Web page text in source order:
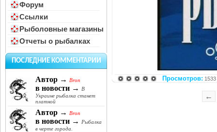
Форум
Ссылки
Рыболовные магазины
Отчеты о рыбалках
ПОСЛЕДНИЕ КОММЕНТАРИИ
Автор → Bron
в новости →
В
Украине рыбалка станет
платной
Автор → Bron
в новости →
Рыбалка
в черте города.
Просмотров:
←